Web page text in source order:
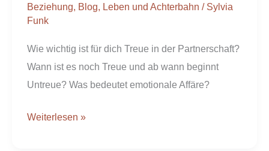
Beziehung, Blog, Leben und Achterbahn / Sylvia
Funk
Wie wichtig ist für dich Treue in der Partnerschaft?
Wann ist es noch Treue und ab wann beginnt
Untreue? Was bedeutet emotionale Affäre?
Weiterlesen »